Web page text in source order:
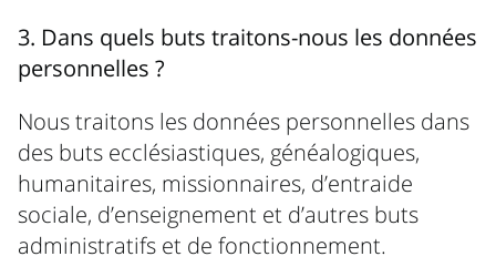
3. Dans quels buts traitons-nous les données
personnelles ?
Nous traitons les données personnelles dans
des buts ecclésiastiques, généalogiques,
humanitaires, missionnaires, d’entraide
sociale, d’enseignement et d’autres buts
administratifs et de fonctionnement.